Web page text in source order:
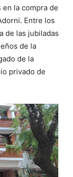
la compra de
Entre los
de las jubiladas
de la
de la
privado de